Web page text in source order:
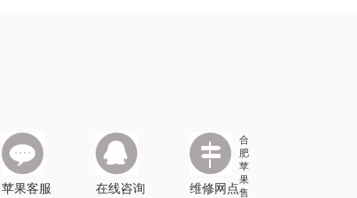
苹果客服 在线咨询 维修网点
合
肥
苹
果
售